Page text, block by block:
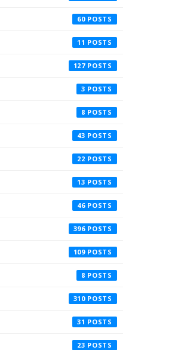
60
11
127
3
8
43
22
13
46
396
109
8
310
31
23